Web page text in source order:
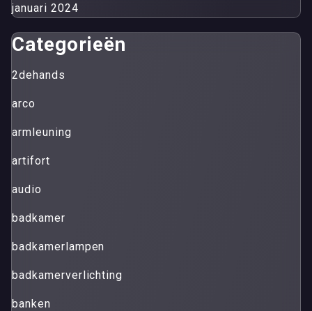
januari 2024
Categorieën
2dehands
arco
armleuning
artifort
audio
badkamer
badkamerlampen
badkamerverlichting
banken